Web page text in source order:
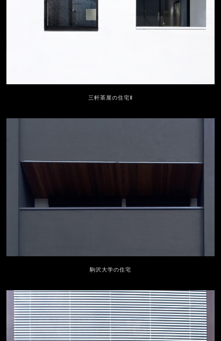
三軒茶屋の住宅Ⅱ
駒沢大学の住宅